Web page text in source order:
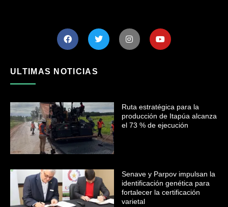
ULTIMAS NOTICIAS
Ruta estratégica para la
producción de Itapúa alcanza
el 73 % de ejecución
Senave y Parpov impulsan la
identificación genética para
fortalecer la certificación
varietal